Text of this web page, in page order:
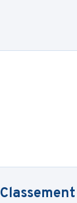
Classement